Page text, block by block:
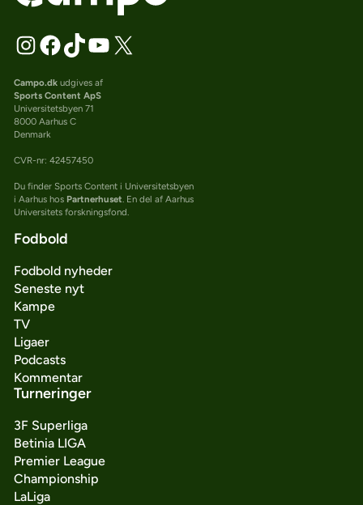
Campo.dkudgives af
Sports Content ApS
Universitetsbyen 71
8000 Aarhus C
Denmark
CVR-nr: 42457450
Du finder Sports Content i Universitetsbyen
i Aarhus hos Partnerhuset. En del af Aarhus
Universitets forskningsfond.
Fodbold
Fodbold nyheder
Seneste nyt
Kampe
TV
Ligaer
Podcasts
Kommentar
Turneringer
3F Superliga
Betinia LIGA
Premier League
Championship
LaLiga